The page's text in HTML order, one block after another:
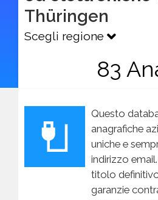
Thüringen
Scegli regione
83
Questo
anagrafiche
uniche e
indirizzo
titolo
garanzie